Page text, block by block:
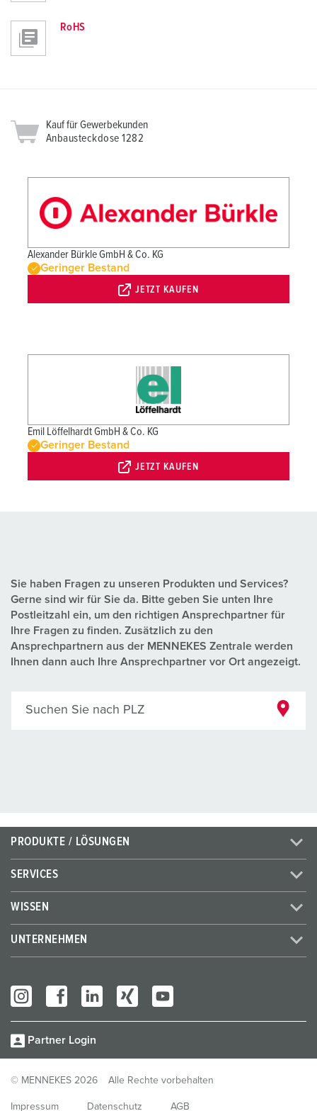
RoHS
Kauf für Gewerbekunden
Anbausteckdose 1282
Alexander Bürkle GmbH & Co. KG
Geringer Bestand
JETZT KAUFEN
Emil Löffelhardt GmbH & Co. KG
Geringer Bestand
JETZT KAUFEN
Sie haben Fragen zu unseren Produkten und Services?
Gerne sind wir für Sie da. Bitte geben Sie unten Ihre
Postleitzahl ein, um den richtigen Ansprechpartner für
Ihre Fragen zu finden. Zusätzlich zu den
Ansprechpartnern aus der MENNEKES Zentrale werden
Ihnen dann auch Ihre Ansprechpartner vor Ort angezeigt.
Suchen Sie nach PLZ
PRODUKTE / LÖSUNGEN
SERVICES
WISSEN
UNTERNEHMEN
Partner Login
© MENNEKES 2026 Alle Rechte vorbehalten
Impressum Datenschutz AGB